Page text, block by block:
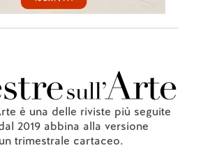
è una delle riviste più seguite
2019 abbina alla versione
trimestrale cartaceo.